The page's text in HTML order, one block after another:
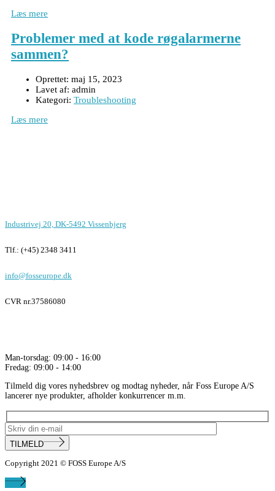
Læs mere
Problemer med at kode røgalarmerne
sammen?
Oprettet: maj 15, 2023
Lavet af: admin
Kategori: Troubleshooting
Læs mere
Industrivej 20, DK-5492 Vissenbjerg
Tlf.: (+45) 2348 3411
info@fosseurope.dk
CVR nr.37586080
Man-torsdag: 09:00 - 16:00
Fredag: 09:00 - 14:00
Tilmeld dig vores nyhedsbrev og modtag nyheder, når Foss Europe A/S
lancerer nye produkter, afholder konkurrencer m.m.
TILMELD
Copyright 2021 © FOSS Europe A/S